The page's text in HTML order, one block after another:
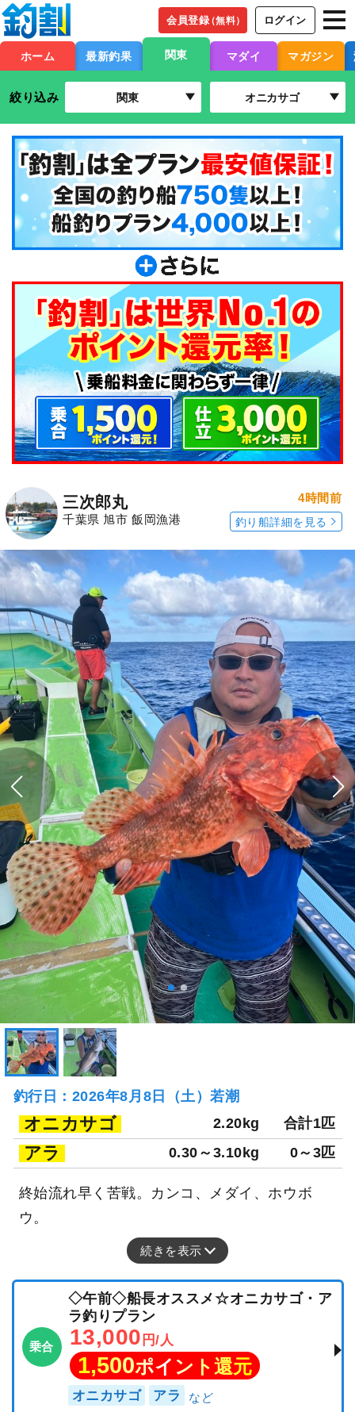
会員登録（無料） ログイン
ホーム 最新釣果 関東 マダイ マガジン
絞り込み 関東 オニカサゴ
三次郎丸
千葉県 旭市 飯岡漁港
4時間前
釣り船詳細を見る
釣行日：2026年8月8日（土）若潮
オニカサゴ 2.20kg 合計1匹
アラ 0.30～3.10kg 0～3匹
終始流れ早く苦戦。カンコ、メダイ、ホウボ
ウ。
続きを表示
乗合
◇午前◇船長オススメ☆オニカサゴ・ア
ラ釣りプラン
13,000 円/人
1,500ポイント還元
オニカサゴ アラ